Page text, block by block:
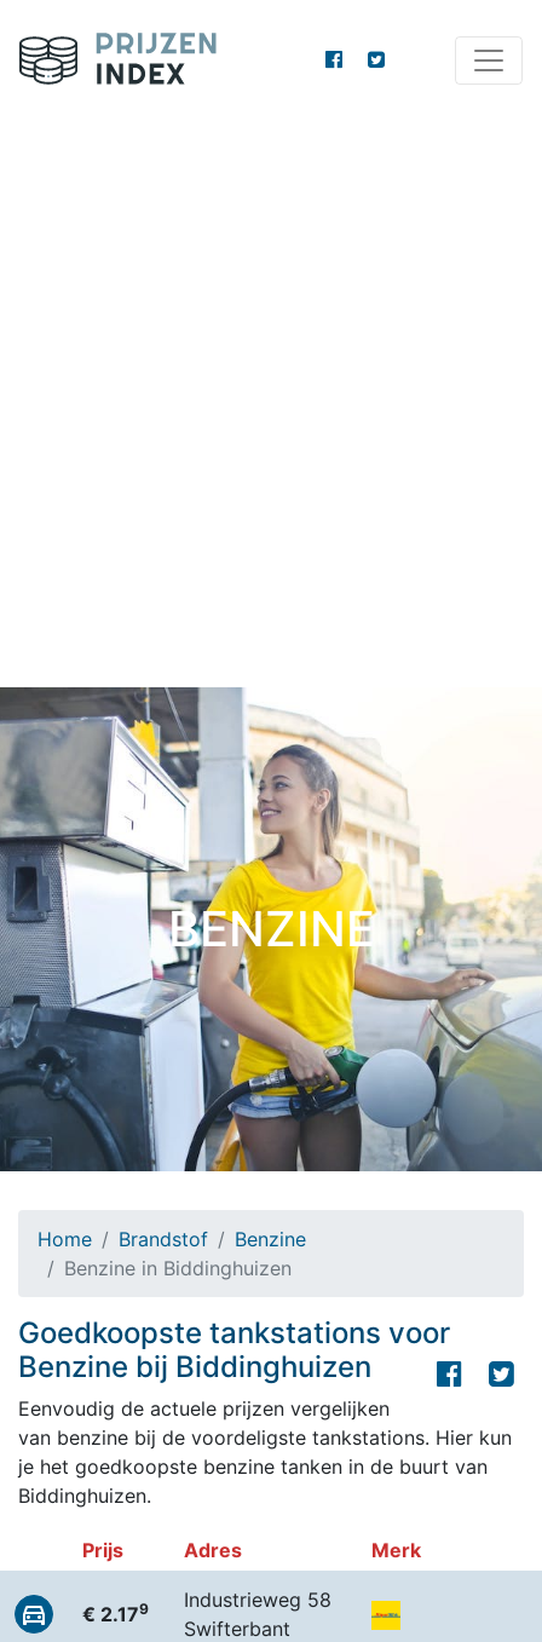
BENZINE
Home Brandstof
Benzine
Benzine in Biddinghuizen
Goedkoopste tankstations voor
Benzine bij Biddinghuizen
Eenvoudig de actuele prijzen vergelijken
van benzine bij de voordeligste tankstations. Hier kun
je het goedkoopste benzine tanken in de buurt van
Biddinghuizen.
Prijs Adres Merk
€ 2.179
Industrieweg 58
Swifterbant